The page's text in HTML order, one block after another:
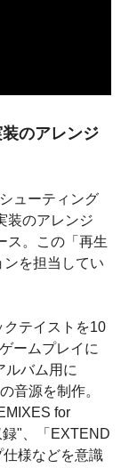
のアレンジ
ューティング
装のアレンジ
ス。この「再生
を担当してい
クテイストを10
ームプレイに
ルバム用に
音源を制作。
for
"、「EXTEND
様などを意識